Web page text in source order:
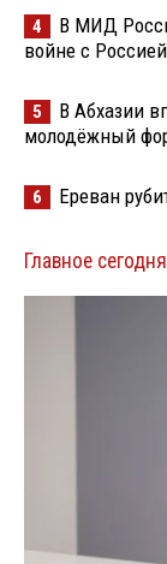
4
В МИД
войне с Россией
5
В Абхазии
молодёжный
6 Ереван
Главное сегодня